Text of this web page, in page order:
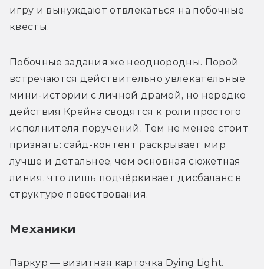
игру и вынуждают отвлекаться на побочные
квесты.
Побочные задания же неоднородны. Порой
встречаются действительно увлекательные
мини-истории с личной драмой, но нередко
действия Крейна сводятся к роли простого
исполнителя поручений. Тем не менее стоит
признать: сайд-контент раскрывает мир
лучше и детальнее, чем основная сюжетная
линия, что лишь подчёркивает дисбаланс в
структуре повествования.
Механики
Паркур — визитная карточка Dying Light.